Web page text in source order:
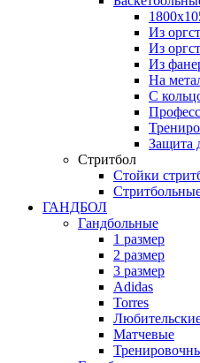
Из
Из
Из
На
С
Защита
Стритбол
Стойки
ГАНДБОЛ
Гандбольные
1 размер
2 размер
3 размер
Adidas
Torres
Матчевые